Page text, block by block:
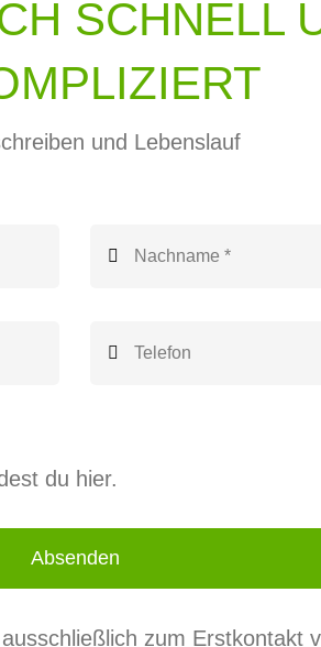
SCHNELL
und Lebenslauf
du hier.
Absenden
zum Erstkontakt